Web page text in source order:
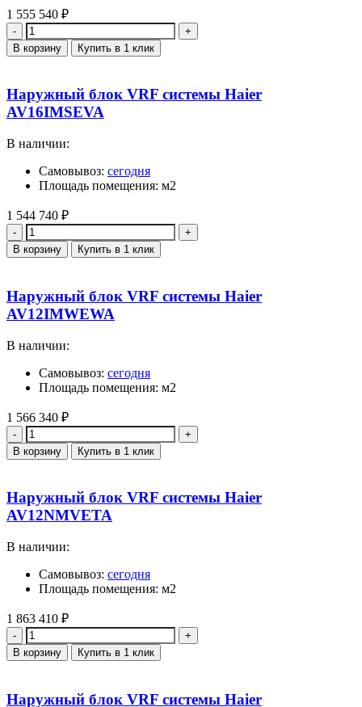
1 555 540 ₽
Количество
В корзину Купить в 1 клик
Наружный блок VRF системы Haier
AV16IMSEVA
В наличии:
Самовывоз: сегодня
Площадь помещения: м2
1 544 740 ₽
Количество
В корзину Купить в 1 клик
Наружный блок VRF системы Haier
AV12IMWEWA
В наличии:
Самовывоз: сегодня
Площадь помещения: м2
1 566 340 ₽
Количество
В корзину Купить в 1 клик
Наружный блок VRF системы Haier
AV12NMVETA
В наличии:
Самовывоз: сегодня
Площадь помещения: м2
1 863 410 ₽
Количество
В корзину Купить в 1 клик
Наружный блок VRF системы Haier